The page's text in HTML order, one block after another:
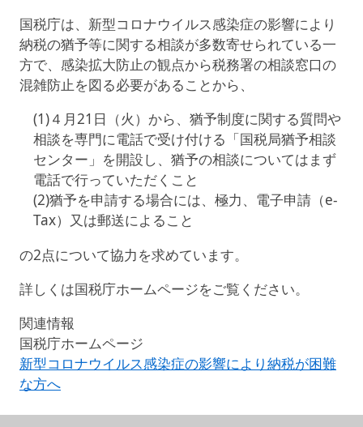
国税庁は、新型コロナウイルス感染症の影響により
納税の猶予等に関する相談が多数寄せられている一
方で、感染拡大防止の観点から税務署の相談窓口の
混雑防止を図る必要があることから、
(1)４月21日（火）から、猶予制度に関する質問や
相談を専門に電話で受け付ける「国税局猶予相談
センター」を開設し、猶予の相談についてはまず
電話で行っていただくこと
(2)猶予を申請する場合には、極力、電子申請（e-
Tax）又は郵送によること
の2点について協力を求めています。
詳しくは国税庁ホームページをご覧ください。
関連情報
国税庁ホームページ
新型コロナウイルス感染症の影響により納税が困難
な方へ